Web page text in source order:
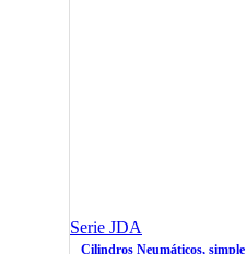
Serie JDA
Cilindros Neumáticos, simple